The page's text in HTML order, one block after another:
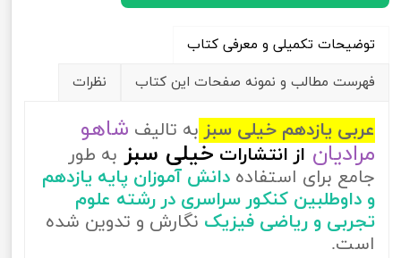
توضیحات تکمیلی و معرفی کتاب
فهرست مطالب و نمونه صفحات این کتاب
نظرات
عربی یازدهم خیلی سبز به تالیف شاهو
مرادیان از انتشارات خیلی سبز به طور
جامع برای استفاده دانش آموزان پایه یازدهم
و داوطلبین کنکور سراسری در رشته علوم
تجربی و ریاضی فیزیک نگارش و تدوین شده
است.